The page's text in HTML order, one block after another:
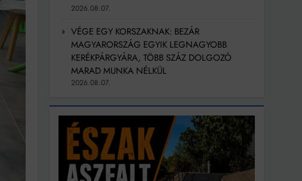
2026.08.07.
VÉGE EGY KORSZAKNAK: BEZÁR
MAGYARORSZÁG EGYIK LEGNAGYOBB
KERÉKPÁRGYÁRA, TÖBB SZÁZ DOLGOZÓ
MARAD MUNKA NÉLKÜL
2026.08.07.